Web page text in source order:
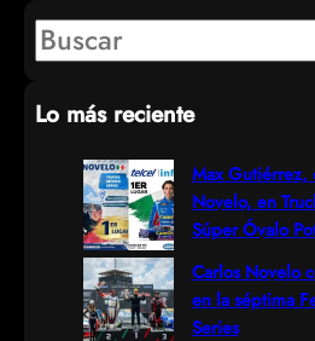
S
a
Lo más reciente
Max Gutiérrez,
Novelo, en
Súper Óvalo
Carlos Novelo
en la séptima
Series